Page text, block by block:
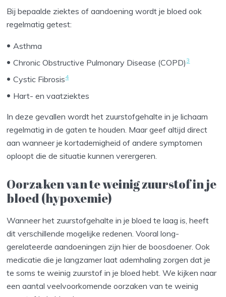
Bij bepaalde ziektes of aandoening wordt je bloed ook
regelmatig getest:
Asthma
Chronic Obstructive Pulmonary Disease (COPD)3
Cystic Fibrosis4
Hart- en vaatziektes
In deze gevallen wordt het zuurstofgehalte in je lichaam
regelmatig in de gaten te houden. Maar geef altijd direct
aan wanneer je kortademigheid of andere symptomen
oploopt die de situatie kunnen verergeren.
Oorzaken van te weinig zuurstof in je
bloed (hypoxemie)
Wanneer het zuurstofgehalte in je bloed te laag is, heeft
dit verschillende mogelijke redenen. Vooral long-
gerelateerde aandoeningen zijn hier de boosdoener. Ook
medicatie die je langzamer laat ademhaling zorgen dat je
te soms te weinig zuurstof in je bloed hebt. We kijken naar
een aantal veelvoorkomende oorzaken van te weinig